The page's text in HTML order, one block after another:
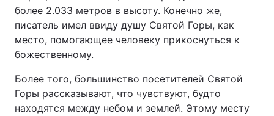
более 2.033 метров в высоту. Конечно же,
писатель имел ввиду душу Святой Горы, как
место, помогающее человеку прикоснуться к
божественному.
Более того, большинство посетителей Святой
Горы рассказывают, что чувствуют, будто
находятся между небом и землей. Этому месту